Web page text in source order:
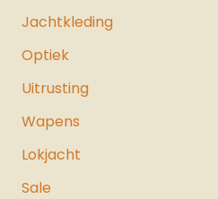
Jachtkleding
Optiek
Uitrusting
Wapens
Lokjacht
Sale